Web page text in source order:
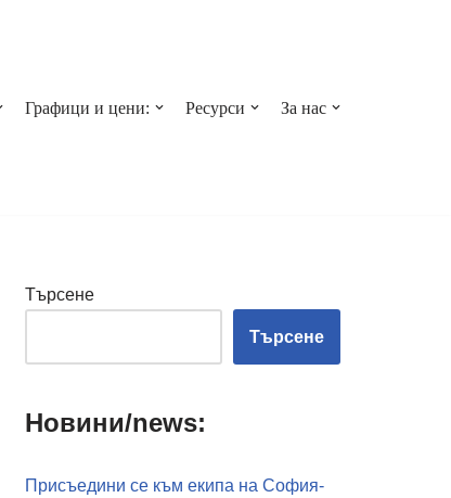
Графици и цени: Ресурси За нас
Търсене
Търсене
Новини/news:
Присъедини се към екипа на София-